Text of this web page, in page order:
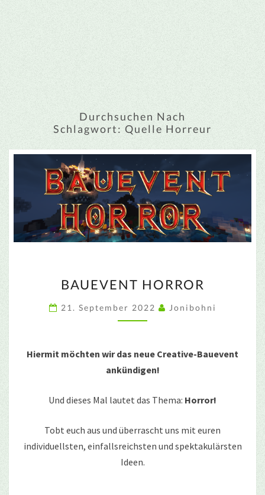
Durchsuchen Nach
Schlagwort: Quelle Horreur
HORROR
BAUEVENT HORROR
21. September 2022 Jonibohni
Hiermit möchten wir das neue Creative-Bauevent
ankündigen!
Und dieses Mal lautet das Thema: Horror!
Tobt euch aus und überrascht uns mit euren
individuellsten, einfallsreichsten und spektakulärsten
Ideen.